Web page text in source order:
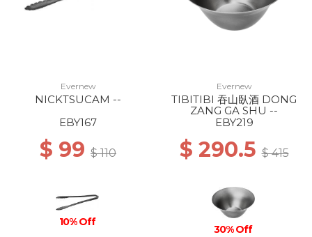
Evernew
NICKTSUCAM --
EBY167
$ 99 $ 110
10% Off
Evernew
TIBITIBI 吞山臥酒 DONG
ZANG GA SHU --
EBY219
$ 290.5$ 415
30% Off